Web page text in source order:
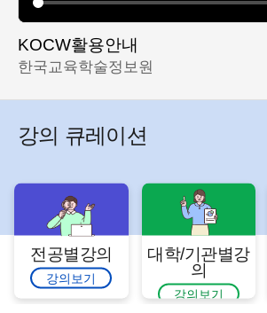
KOCW활용안내
한국교육학술정보원
강의 큐레이션
전공별강의
강의보기
대학/기관별강
의
강의보기